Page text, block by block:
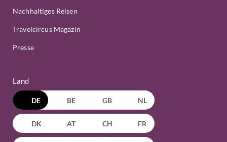
Nachhaltiges Reisen
Travelcircus Magazin
Presse
Land
DE BE GB NL
DK AT CH FR